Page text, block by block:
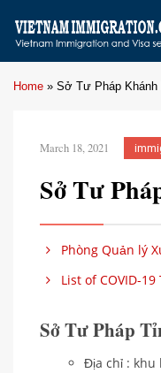
Home » Sở Tư Pháp Khánh
March 18, 2021
Sở Tư
Phòng Quản lý
List of COVID-
Sở Tư Pháp
Địa chỉ : khu